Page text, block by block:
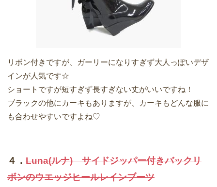
リボン付きですが、ガーリーになりすぎず大人っぽいデザ
インが人気です☆
ショートですが短すぎず長すぎない丈がいいですね！
ブラックの他にカーキもありますが、カーキもどんな服に
も合わせやすいですよね♡
４． Luna(ルナ) サイドジッパー付きバックリ
ボンのウエッジヒールレインブーツ